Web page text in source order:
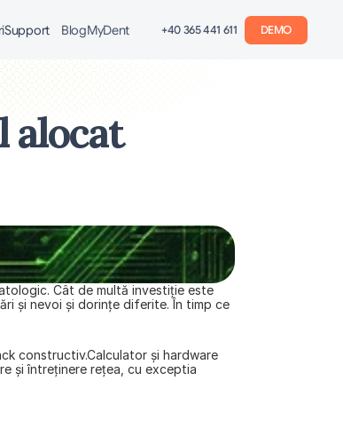
Support BlogMyDent +40 365 441 611 DEMO
alocat
Cât de multă investiţie este
și nevoi și dorințe diferite. În timp ce
constructiv.Calculator și hardware
și întreţinere rețea, cu exceptia